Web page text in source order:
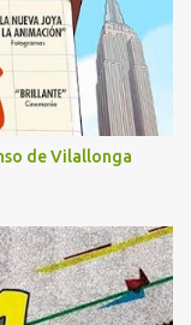
de Vilallonga